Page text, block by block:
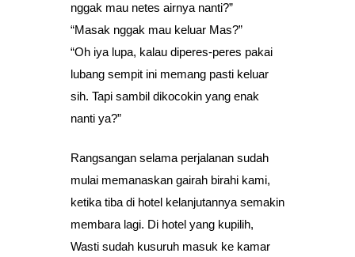
nggak mau netes airnya nanti?”
“Masak nggak mau keluar Mas?”
“Oh iya lupa, kalau diperes-peres pakai
lubang sempit ini memang pasti keluar
sih. Tapi sambil dikocokin yang enak
nanti ya?”
Rangsangan selama perjalanan sudah
mulai memanaskan gairah birahi kami,
ketika tiba di hotel kelanjutannya semakin
membara lagi. Di hotel yang kupilih,
Wasti sudah kusuruh masuk ke kamar